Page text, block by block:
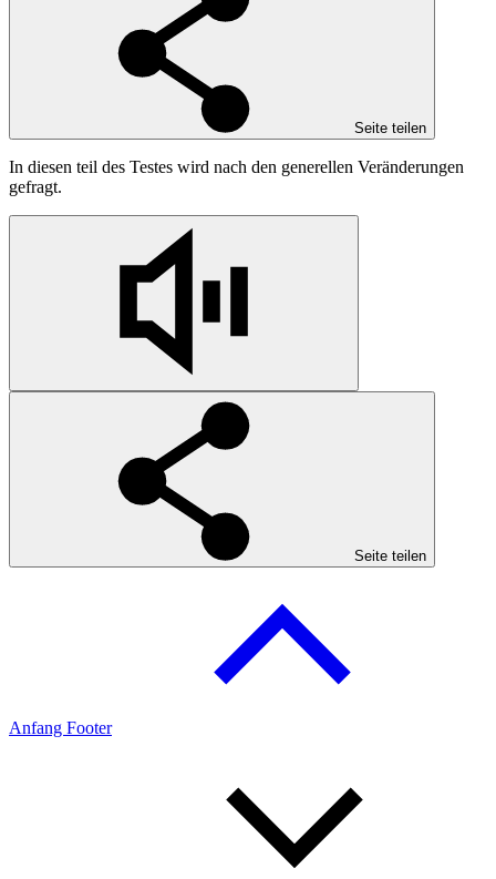
Seite teilen
In diesen teil des Testes wird nach den generellen Veränderungen
gefragt.
Seite teilen
Anfang Footer